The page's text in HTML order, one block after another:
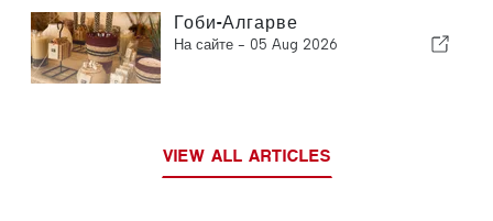
Гоби-Алгарве
На сайте - 05 Aug 2026
VIEW ALL ARTICLES